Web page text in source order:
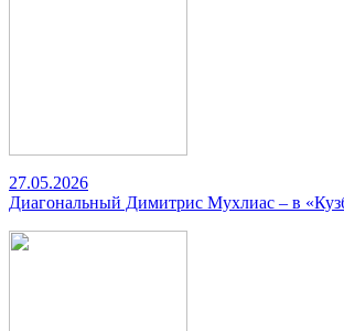
27.05.2026
Диагональный Димитрис Мухлиас – в